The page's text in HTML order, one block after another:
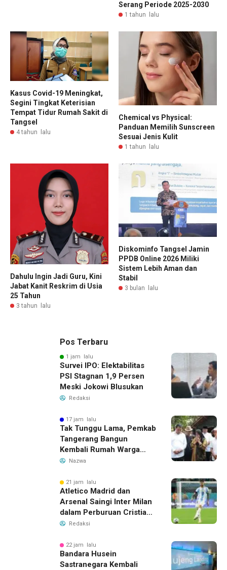
Serang Periode 2025-2030
1 tahun lalu
Kasus Covid-19 Meningkat,
Segini Tingkat Keterisian
Tempat Tidur Rumah Sakit di
Tangsel
4 tahun lalu
Chemical vs Physical:
Panduan Memilih Sunscreen
Sesuai Jenis Kulit
1 tahun lalu
Dahulu Ingin Jadi Guru, Kini
Jabat Kanit Reskrim di Usia
25 Tahun
3 tahun lalu
Diskominfo Tangsel Jamin
PPDB Online 2026 Miliki
Sistem Lebih Aman dan
Stabil
3 bulan lalu
Pos Terbaru
1 jam lalu
Survei IPO: Elektabilitas
PSI Stagnan 1,9 Persen
Meski Jokowi Blusukan
Redaksi
17 jam lalu
Tak Tunggu Lama, Pemkab
Tangerang Bangun
Kembali Rumah Warga
yang Roboh Akibat Puting
Nazwa
21 jam lalu
Atletico Madrid dan
Arsenal Saingi Inter Milan
dalam Perburuan Cristian
Romero, Transfer Bek
Redaksi
22 jam lalu
Bandara Husein
Sastranegara Kembali